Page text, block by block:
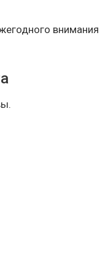
внимания